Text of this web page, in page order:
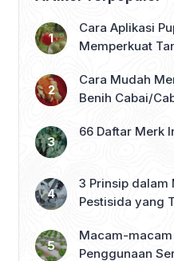
Cara Aplikasi
Memperkuat
Cara Mudah
Benih Cabai/
66 Daftar Merk
3 Prinsip dalam
Pestisida yang
Macam-macam
Penggunaan